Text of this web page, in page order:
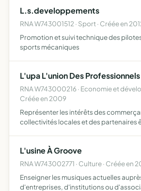
L.s.developpements
RNA W743001512 · Sport · Créée en
Promotion et suivi technique des
sports mécaniques
L'upa L'union Des
RNA W743000216 · Economie et
Créée en 2009
Représenter les intérêts des
collectivités locales et des partenaires
des…
L'usine À Groove
RNA W743002771 · Culture · Créée en
Enseigner les musiques actuelles
d'entreprises, d'institutions ou